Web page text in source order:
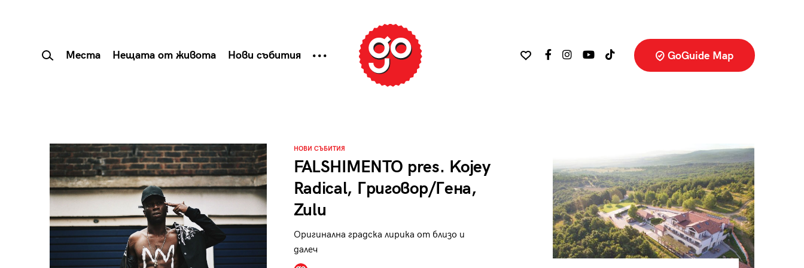
Места Нещата от живота Нови събития GoGuide Map
НОВИ СЪБИТИЯ
FALSHIMENTO pres. Kojey
Radical, Григовор/Гена,
Zulu
Оригинална градска лирика от близо и
далеч